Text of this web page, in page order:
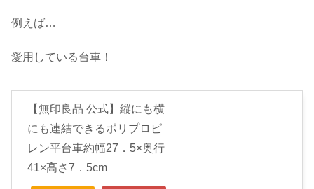
例えば…
愛用している台車！
【無印良品 公式】縦にも横
にも連結できるポリプロピ
レン平台車約幅27．5×奥行
41×高さ7．5cm